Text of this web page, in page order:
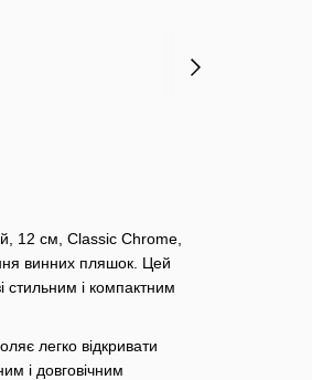
12 см, Classic Chrome,
винних пляшок. Цей
стильним і компактним
легко відкривати
і довговічним